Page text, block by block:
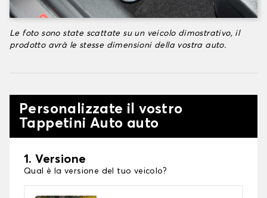
Le foto sono state scattate su un veicolo dimostrativo, il
prodotto avrà le stesse dimensioni della vostra auto.
Personalizzate il vostro
Tappetini Auto auto
1. Versione
Qual è la versione del tuo veicolo?